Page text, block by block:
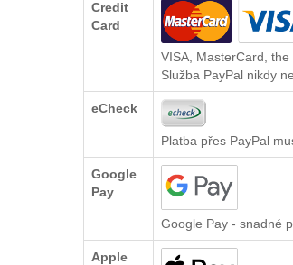
Credit
Card
VISA, MasterCard,
Služba PayPal nikdy
eCheck
Platba přes PayPal
Google
Pay
Google Pay - snadné
Apple